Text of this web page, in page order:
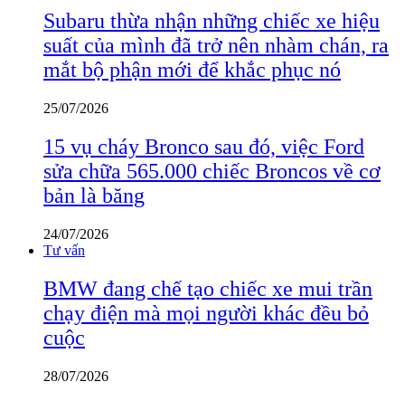
Subaru thừa nhận những chiếc xe hiệu
suất của mình đã trở nên nhàm chán, ra
mắt bộ phận mới để khắc phục nó
25/07/2026
15 vụ cháy Bronco sau đó, việc Ford
sửa chữa 565.000 chiếc Broncos về cơ
bản là băng
24/07/2026
Tư vấn
BMW đang chế tạo chiếc xe mui trần
chạy điện mà mọi người khác đều bỏ
cuộc
28/07/2026